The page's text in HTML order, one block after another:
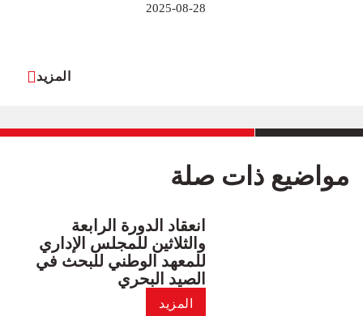
2025-08-28
المزيد
مواضيع ذات صلة
انعقاد الدورة الرابعة
والثلاثين للمجلس الإداري
للمعهد الوطني للبحث في
الصيد البحري
المزيد